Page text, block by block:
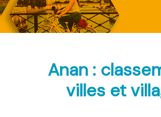
Anan :
villes et